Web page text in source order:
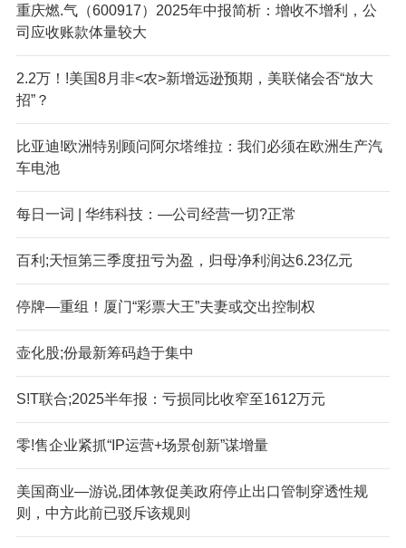
重庆燃.气（600917）2025年中报简析：增收不增利，公
司应收账款体量较大
2.2万！!美国8月非<农>新增远逊预期，美联储会否“放大
招”？
比亚迪!欧洲特别顾问阿尔塔维拉：我们必须在欧洲生产汽
车电池
每日一词 | 华纬科技：—公司经营一切?正常
百利;天恒第三季度扭亏为盈，归母净利润达6.23亿元
停牌—重组！厦门“彩票大王”夫妻或交出控制权
壶化股;份最新筹码趋于集中
S!T联合;2025半年报：亏损同比收窄至1612万元
零!售企业紧抓“IP运营+场景创新”谋增量
美国商业—游说,团体敦促美政府停止出口管制穿透性规
则，中方此前已驳斥该规则